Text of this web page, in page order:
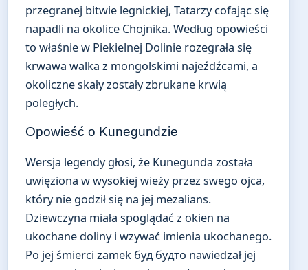
przegranej bitwie legnickiej, Tatarzy cofając się
napadli na okolice Chojnika. Według opowieści
to właśnie w Piekielnej Dolinie rozegrała się
krwawa walka z mongolskimi najeźdźcami, a
okoliczne skały zostały zbrukane krwią
poległych.
Opowieść o Kunegundzie
Wersja legendy głosi, że Kunegunda została
uwięziona w wysokiej wieży przez swego ojca,
który nie godził się na jej mezalians.
Dziewczyna miała spoglądać z okien na
ukochane doliny i wzywać imienia ukochanego.
Po jej śmierci zamek буд будто nawiedzał jej